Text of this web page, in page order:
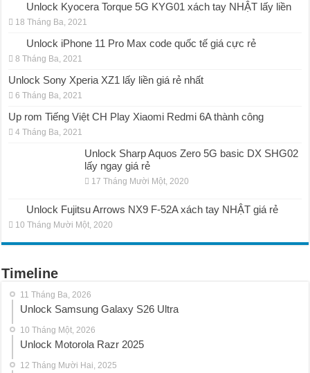
Unlock Kyocera Torque 5G KYG01 xách tay NHẬT lấy liền
18 Tháng Ba, 2021
Unlock iPhone 11 Pro Max code quốc tế giá cực rẻ
8 Tháng Ba, 2021
Unlock Sony Xperia XZ1 lấy liền giá rẻ nhất
6 Tháng Ba, 2021
Up rom Tiếng Việt CH Play Xiaomi Redmi 6A thành công
4 Tháng Ba, 2021
Unlock Sharp Aquos Zero 5G basic DX SHG02
lấy ngay giá rẻ
17 Tháng Mười Một, 2020
Unlock Fujitsu Arrows NX9 F-52A xách tay NHẬT giá rẻ
10 Tháng Mười Một, 2020
Timeline
11 Tháng Ba, 2026
Unlock Samsung Galaxy S26 Ultra
10 Tháng Một, 2026
Unlock Motorola Razr 2025
12 Tháng Mười Hai, 2025